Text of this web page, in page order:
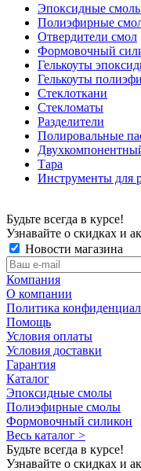
Эпоксидные
Полиэфирные
Отвердители смол
Формовочный
Гелькоуты
Гелькоуты
Стеклоткани
Стекломаты
Разделители
Полировальные
Тара
Инструменты для
Будьте всегда в курсе!
Узнавайте о скидках и
Новости магазина
Компания
О компании
Политика
Помощь
Условия оплаты
Условия доставки
Гарантия
Каталог
Эпоксидные смолы
Полиэфирные смолы
Формовочный силикон
Весь каталог >
Будьте всегда в курсе!
Узнавайте о скидках и